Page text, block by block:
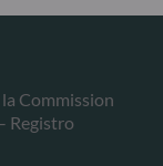
Commission
Registro